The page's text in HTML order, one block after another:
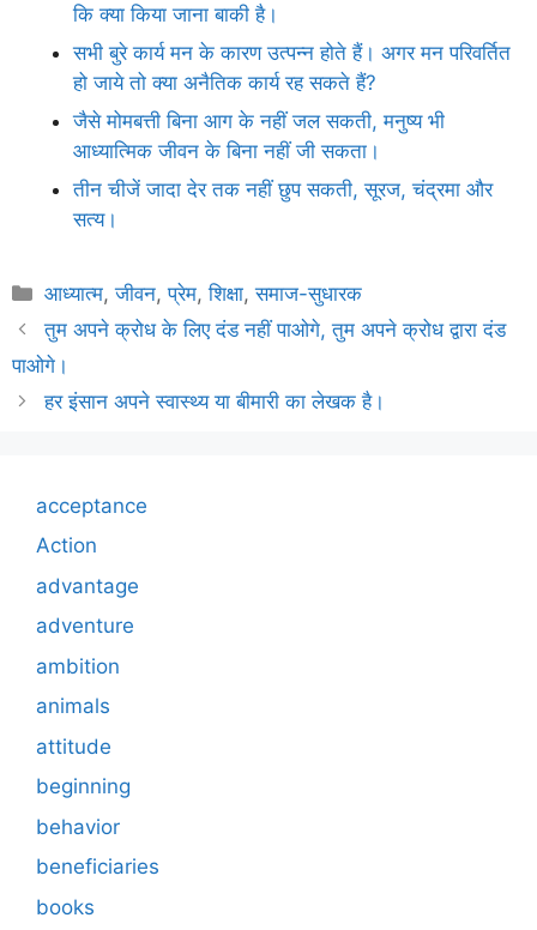
कि क्या किया जाना बाकी है।
सभी बुरे कार्य मन के कारण उत्पन्न होते हैं। अगर मन परिवर्तित
हो जाये तो क्या अनैतिक कार्य रह सकते हैं?
जैसे मोमबत्ती बिना आग के नहीं जल सकती, मनुष्य भी
आध्यात्मिक जीवन के बिना नहीं जी सकता।
तीन चीजें जादा देर तक नहीं छुप सकती, सूरज, चंद्रमा और
सत्य।
Categories
आध्यात्म,जीवन,प्रेम,शिक्षा,समाज-सुधारक
तुम अपने क्रोध के लिए दंड नहीं पाओगे, तुम अपने क्रोध द्वारा दंड
पाओगे।
हर इंसान अपने स्वास्थ्य या बीमारी का लेखक है।
acceptance
Action
advantage
adventure
ambition
animals
attitude
beginning
behavior
beneficiaries
books